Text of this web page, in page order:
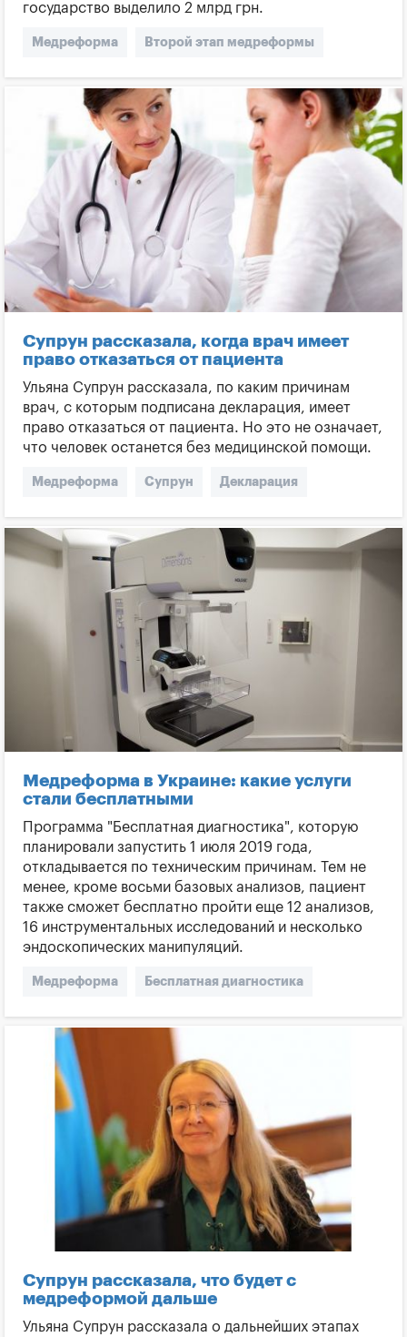
государство выделило 2 млрд грн.
Медреформа Второй этап медреформы
Медучреждения
Супрун рассказала, когда врач имеет
право отказаться от пациента
Ульяна Супрун рассказала, по каким причинам
врач, с которым подписана декларация, имеет
право отказаться от пациента. Но это не означает,
что человек останется без медицинской помощи.
Медреформа Супрун Декларация
Пациент
Медреформа в Украине: какие услуги
стали бесплатными
Программа "Бесплатная диагностика", которую
планировали запустить 1 июля 2019 года,
откладывается по техническим причинам. Тем не
менее, кроме восьми базовых анализов, пациент
также сможет бесплатно пройти еще 12 анализов,
16 инструментальных исследований и несколько
эндоскопических манипуляций.
Медреформа Бесплатная диагностика
Декларация НСЗУ
Супрун рассказала, что будет с
медреформой дальше
Ульяна Супрун рассказала о дальнейших этапах